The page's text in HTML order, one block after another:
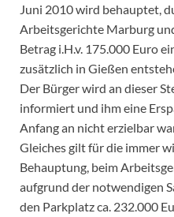
Juni 2010 wird behauptet,
Arbeitsgerichte Marburg
Betrag i.H.v. 175.000 Euro
zusätzlich in Gießen
Der Bürger wird an dieser
informiert und ihm eine
Anfang an nicht erzielbar
Gleiches gilt für die immer
Behauptung, beim
aufgrund der notwendigen
den Parkplatz ca. 232.000